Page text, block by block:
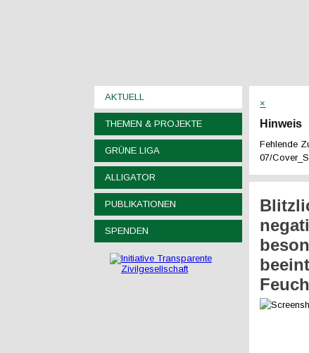
AKTUELL
THEMEN & PROJEKTE
GRÜNE LIGA
ALLIGATOR
PUBLIKATIONEN
SPENDEN
×
Hinweis
Fehlende
07/